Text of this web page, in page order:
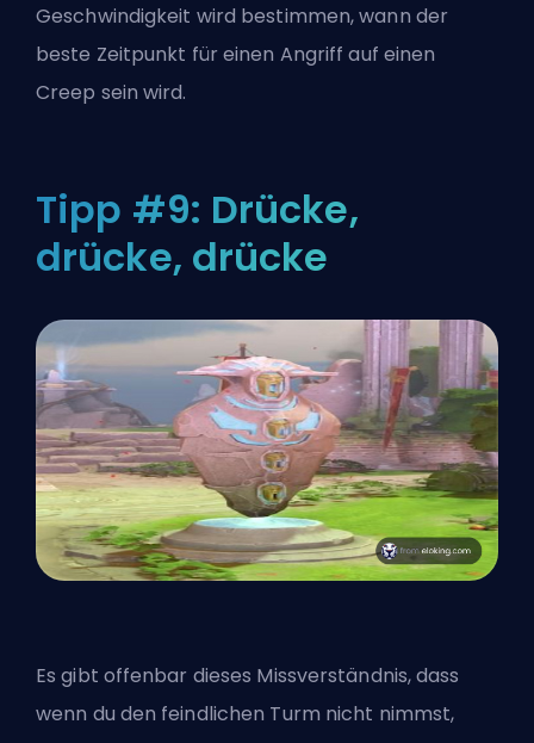
Geschwindigkeit wird bestimmen, wann der
beste Zeitpunkt für einen Angriff auf einen
Creep sein wird.
Tipp #9: Drücke,
drücke, drücke
Es gibt offenbar dieses Missverständnis, dass
wenn du den feindlichen Turm nicht nimmst,